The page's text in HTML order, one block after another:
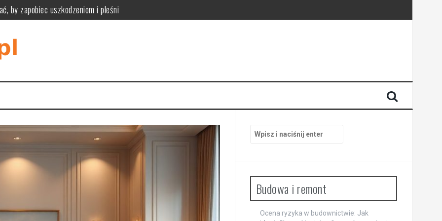
by zapobiec uszkodzeniom i pleśni
przyczyny i bezpiecznie je usunąć
funkcjonalność i praktyczne zastosowania w różnych wnętrzach
Budowa i remont
Ocena ryzyka w budownictwie: Jak